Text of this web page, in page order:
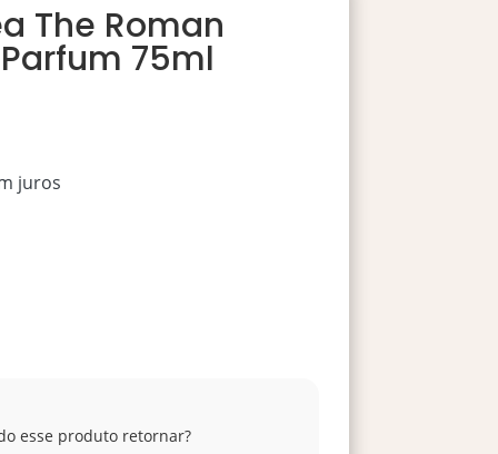
The Roman
75ml
juros
esse produto retornar?